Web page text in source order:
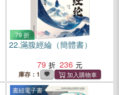
79 折
22.滿腹經綸（簡體書）
79
236
庫存：1
書紐電子書